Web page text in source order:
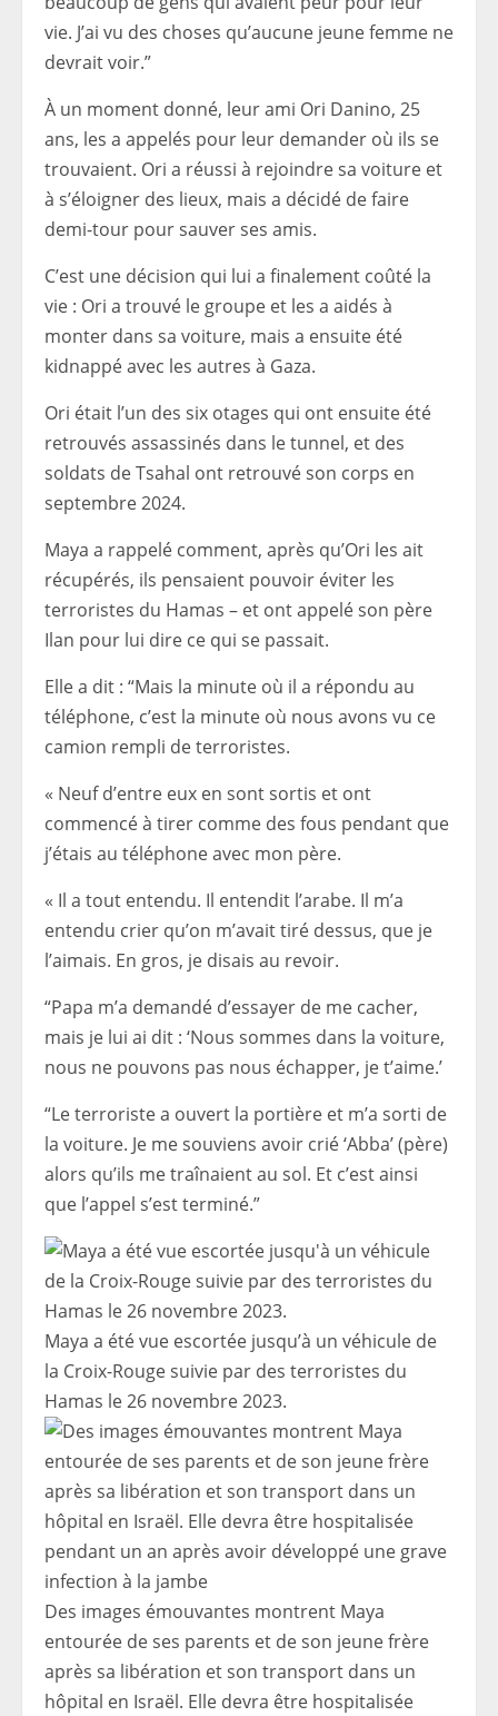
vie. J’ai vu des choses qu’aucune jeune femme ne
devrait voir.”
À un moment donné, leur ami Ori Danino, 25
ans, les a appelés pour leur demander où ils se
trouvaient. Ori a réussi à rejoindre sa voiture et
à s’éloigner des lieux, mais a décidé de faire
demi-tour pour sauver ses amis.
C’est une décision qui lui a finalement coûté la
vie : Ori a trouvé le groupe et les a aidés à
monter dans sa voiture, mais a ensuite été
kidnappé avec les autres à Gaza.
Ori était l’un des six otages qui ont ensuite été
retrouvés assassinés dans le tunnel, et des
soldats de Tsahal ont retrouvé son corps en
septembre 2024.
Maya a rappelé comment, après qu’Ori les ait
récupérés, ils pensaient pouvoir éviter les
terroristes du Hamas – et ont appelé son père
Ilan pour lui dire ce qui se passait.
Elle a dit : “Mais la minute où il a répondu au
téléphone, c’est la minute où nous avons vu ce
camion rempli de terroristes.
« Neuf d’entre eux en sont sortis et ont
commencé à tirer comme des fous pendant que
j’étais au téléphone avec mon père.
« Il a tout entendu. Il entendit l’arabe. Il m’a
entendu crier qu’on m’avait tiré dessus, que je
l’aimais. En gros, je disais au revoir.
“Papa m’a demandé d’essayer de me cacher,
mais je lui ai dit : ‘Nous sommes dans la voiture,
nous ne pouvons pas nous échapper, je t’aime.’
“Le terroriste a ouvert la portière et m’a sorti de
la voiture. Je me souviens avoir crié ‘Abba’ (père)
alors qu’ils me traînaient au sol. Et c’est ainsi
que l’appel s’est terminé.”
Maya a été vue escortée jusqu’à un véhicule de
la Croix-Rouge suivie par des terroristes du
Hamas le 26 novembre 2023.
Des images émouvantes montrent Maya
entourée de ses parents et de son jeune frère
après sa libération et son transport dans un
hôpital en Israël. Elle devra être hospitalisée